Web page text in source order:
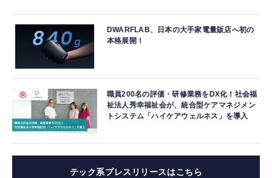
DWARFLAB、日本の大手家電量販店へ初の
本格展開！
職員200名の評価・研修業務をDX化！社会福
祉法人秀幸福祉会が、統合型ケアマネジメン
トシステム「ハイケアウェルネス」を導入
テック系プレスリリースはこちら